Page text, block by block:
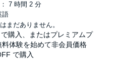
7 時間 2 分
語
まだありません。
で購入、またはプレミアムプ
料体験を始めて非会員価格
で購入